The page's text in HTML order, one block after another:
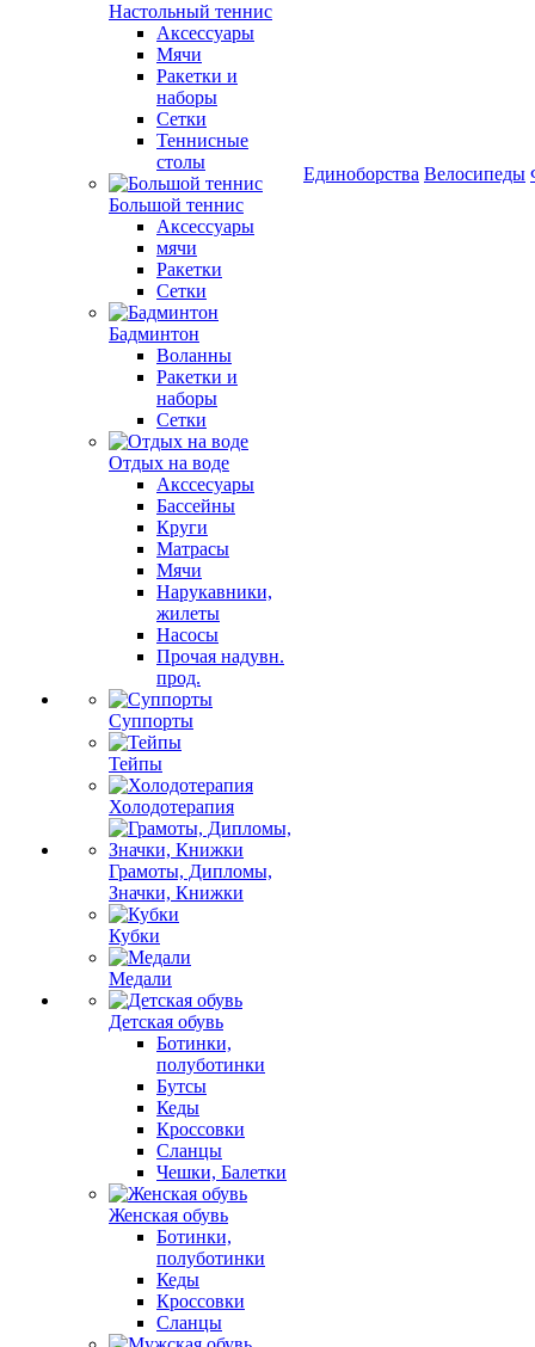
Настольный теннис
Аксессуары
Мячи
Ракетки и
наборы
Сетки
Теннисные
столы
Большой теннис
Аксессуары
мячи
Ракетки
Сетки
Бадминтон
Воланны
Ракетки и
наборы
Сетки
Отдых на воде
Акссесуары
Бассейны
Круги
Матрасы
Мячи
Нарукавники,
жилеты
Насосы
Прочая надувн.
прод.
Суппорты
Тейпы
Холодотерапия
Грамоты, Дипломы,
Значки, Книжки
Кубки
Медали
Детская обувь
Ботинки,
полуботинки
Бутсы
Кеды
Кроссовки
Сланцы
Чешки, Балетки
Женская обувь
Ботинки,
полуботинки
Кеды
Кроссовки
Сланцы
Единоборства Велосипеды